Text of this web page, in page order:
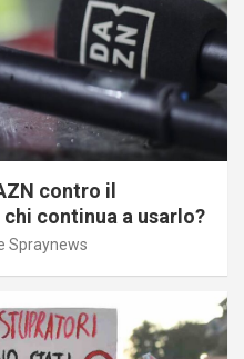
contro il
continua a usarlo?
Spraynews